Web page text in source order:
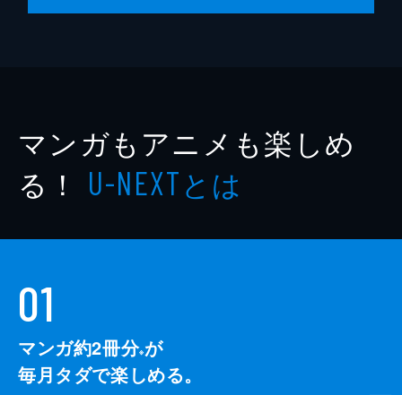
マンガもアニメも楽しめ
る！ U-NEXTとは
01
マンガ約2冊分※が
毎月タダで楽しめる。